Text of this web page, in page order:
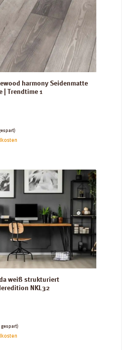
harmony Seidenmatte
| Trendtime 1
weiß strukturiert
NKL32